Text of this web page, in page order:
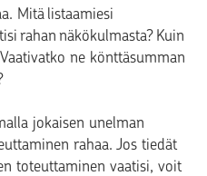
Mitä listaamiesi
rahan näkökulmasta? Kuin
ne könttäsumman
jokaisen unelman
rahaa. Jos tiedät
toteuttaminen vaatisi, voit